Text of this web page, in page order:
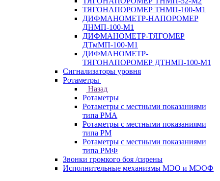
ТЯГОНАПОРОМЕР ТНМП-100-М1
ДИФМАНОМЕТР-НАПОРОМЕР
ДНМП-100-М1
ДИФМАНОМЕТР-ТЯГОМЕР
ДТмМП-100-М1
ДИФМАНОМЕТР-
ТЯГОНАПОРОМЕР ДТНМП-100-М1
Сигнализаторы уровня
Ротаметры
Назад
Ротаметры
Ротаметры с местными показаниями
типа РМА
Ротаметры с местными показаниями
типа РМ
Ротаметры с местными показаниями
типа РМФ
Звонки громкого боя /сирены
Исполнительные механизмы МЭО и МЭОФ